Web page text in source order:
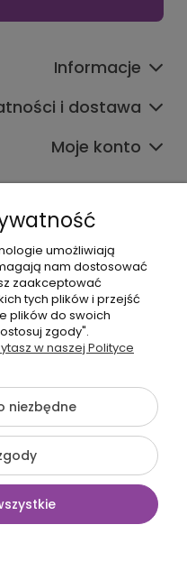
Informacje
i dostawa
Moje konto
| BabyMama.pl
umożliwiają
nam dostosować
zaakceptować
tych plików i przejść
plików do swoich
zgody".
w naszej Polityce
niezbędne